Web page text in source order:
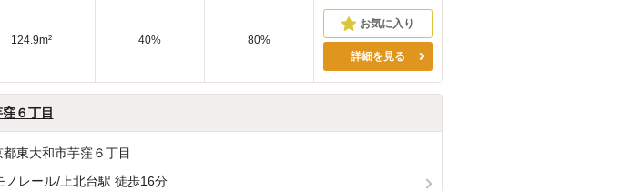
124.9m² 40%
80%
詳細を見る
６丁目
都東大和市芋窪６丁目
ノレール/上北台駅 徒歩16分